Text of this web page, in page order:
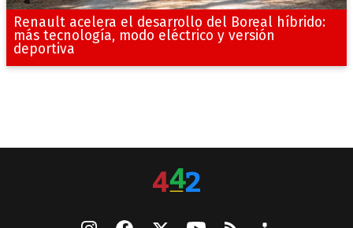
Renault acelera el desarrollo del Boreal híbrido:
más tecnología, modo eléctrico y versión
deportiva